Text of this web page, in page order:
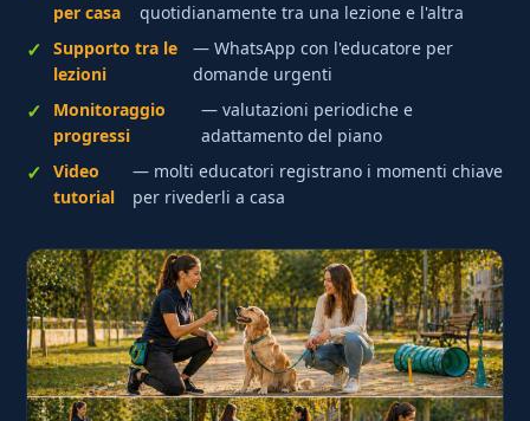
per casa
quotidianamente tra una lezione e l'altra
Supporto tra le
lezioni
— WhatsApp con l'educatore per
domande urgenti
Monitoraggio
progressi
— valutazioni periodiche e
adattamento del piano
Video
tutorial
— molti educatori registrano i momenti chiave
per rivederli a casa